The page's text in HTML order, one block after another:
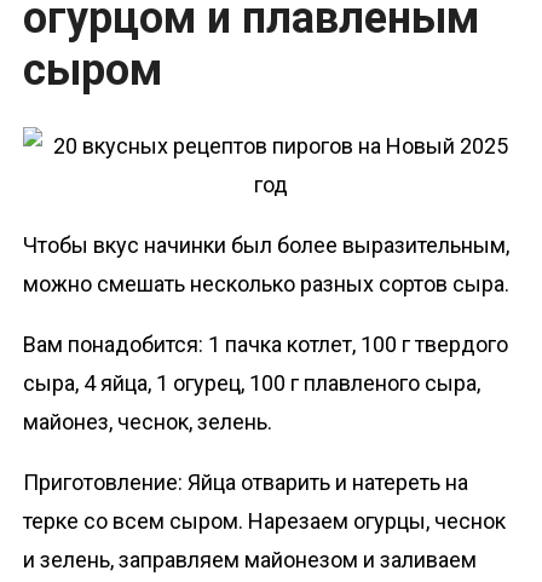
огурцом и плавленым
сыром
Чтобы вкус начинки был более выразительным,
можно смешать несколько разных сортов сыра.
Вам понадобится: 1 пачка котлет, 100 г твердого
сыра, 4 яйца, 1 огурец, 100 г плавленого сыра,
майонез, чеснок, зелень.
Приготовление: Яйца отварить и натереть на
терке со всем сыром. Нарезаем огурцы, чеснок
и зелень, заправляем майонезом и заливаем